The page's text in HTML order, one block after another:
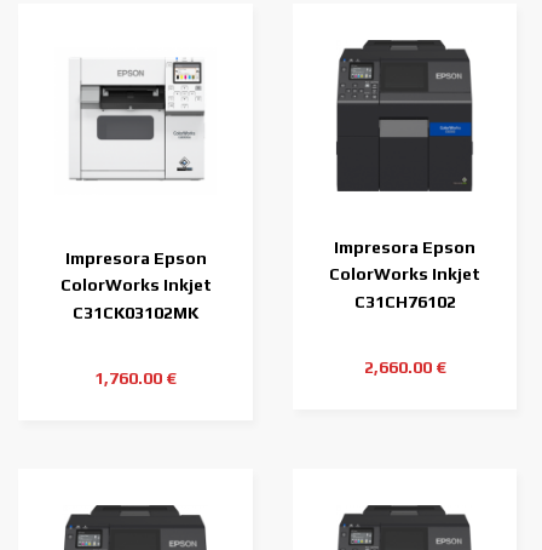
Impresora Epson
ColorWorks Inkjet
C4000 (mk) Mate
C31CK03102MK
1,760.00 €
Impresora Epson
ColorWorks Inkjet
C6000Ae
C31CH76102
2,660.00 €